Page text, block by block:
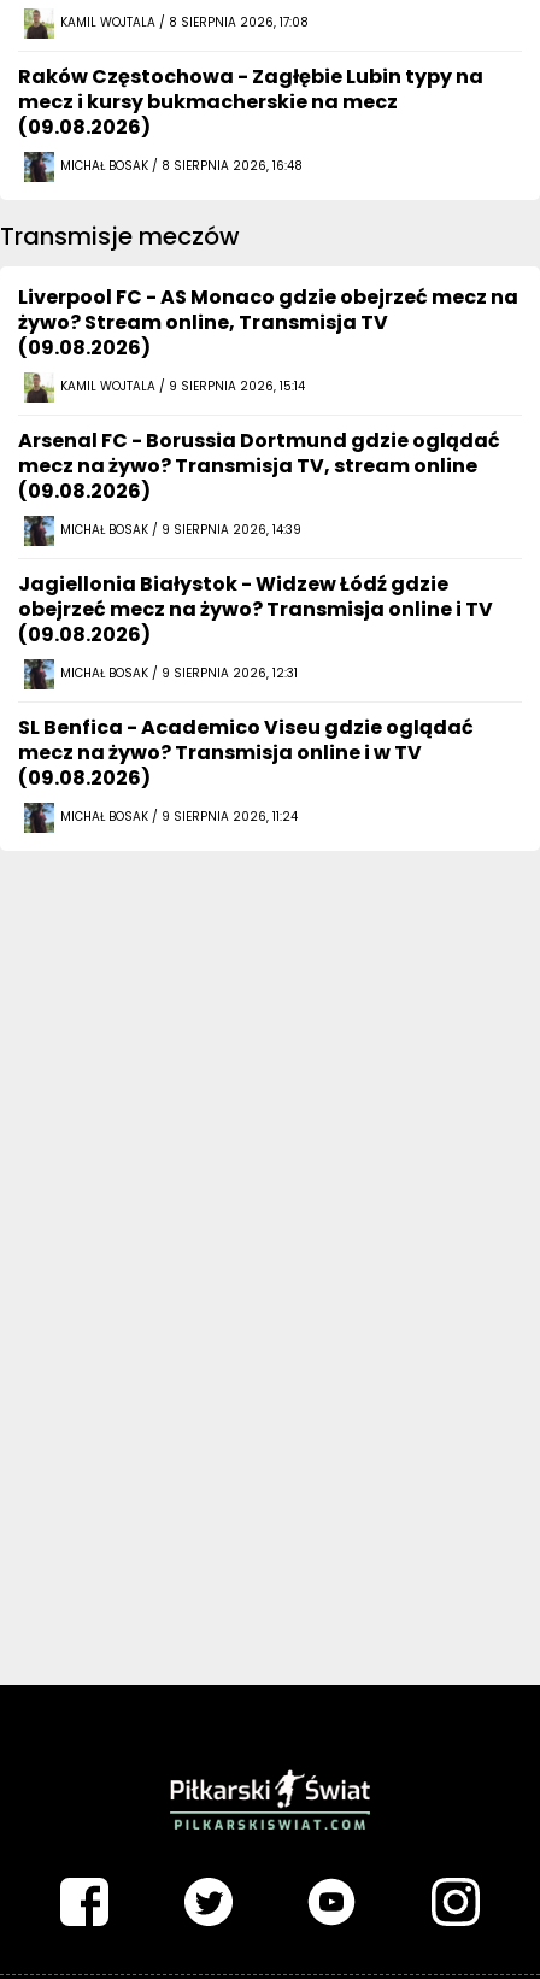
KAMIL WOJTALA / 8 SIERPNIA 2026, 17:08
Raków Częstochowa - Zagłębie Lubin typy na
mecz i kursy bukmacherskie na mecz
(09.08.2026)
MICHAŁ BOSAK / 8 SIERPNIA 2026, 16:48
Transmisje meczów
Liverpool FC - AS Monaco gdzie obejrzeć mecz na
żywo? Stream online, Transmisja TV
(09.08.2026)
KAMIL WOJTALA / 9 SIERPNIA 2026, 15:14
Arsenal FC - Borussia Dortmund gdzie oglądać
mecz na żywo? Transmisja TV, stream online
(09.08.2026)
MICHAŁ BOSAK / 9 SIERPNIA 2026, 14:39
Jagiellonia Białystok - Widzew Łódź gdzie
obejrzeć mecz na żywo? Transmisja online i TV
(09.08.2026)
MICHAŁ BOSAK / 9 SIERPNIA 2026, 12:31
SL Benfica - Academico Viseu gdzie oglądać
mecz na żywo? Transmisja online i w TV
(09.08.2026)
MICHAŁ BOSAK / 9 SIERPNIA 2026, 11:24